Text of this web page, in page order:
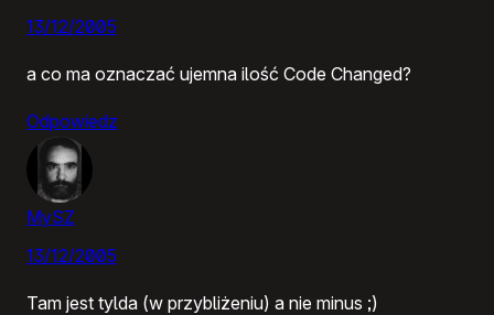
13/12/2005
a co ma oznaczać ujemna ilość Code Changed?
Odpowiedz
MySZ
13/12/2005
Tam jest tylda (w przybliżeniu) a nie minus ;)